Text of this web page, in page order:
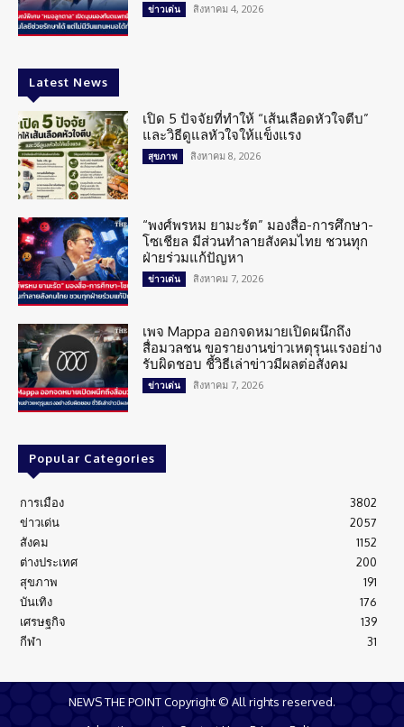
ข่าวเด่น สิงหาคม 4, 2026
Latest News
เปิด 5 ปัจจัยที่ทำให้ “เส้นเลือดหัวใจตีบ”
และวิธีดูแลหัวใจให้แข็งแรง
สุขภาพ สิงหาคม 8, 2026
“พงศ์พรหม ยามะรัต” มองสื่อ-การศึกษา-
โซเชียล มีส่วนทำลายสังคมไทย ชวนทุก
ฝ่ายร่วมแก้ปัญหา
ข่าวเด่น สิงหาคม 7, 2026
เพจ Mappa ออกจดหมายเปิดผนึกถึง
สื่อมวลชน ขอรายงานข่าวเหตุรุนแรงอย่าง
รับผิดชอบ ชี้วิธีเล่าข่าวมีผลต่อสังคม
ข่าวเด่น สิงหาคม 7, 2026
Popular Categories
การเมือง
3802
ข่าวเด่น
2057
สังคม
1152
ต่างประเทศ
200
สุขภาพ
191
บันเทิง
176
เศรษฐกิจ
139
กีฬา
31
NEWS THE POINT Copyright © All rights reserved.